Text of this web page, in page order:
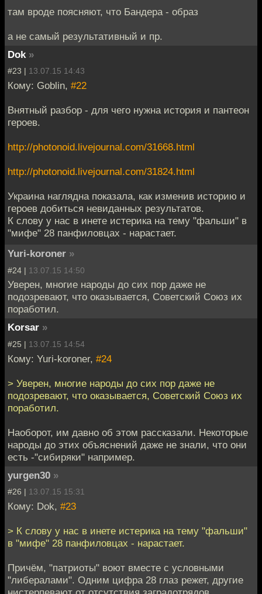
там вроде поясняют, что Бандера - образ
а не самый результативный и пр.
Dok »
#23 | 13.07.15 14:43
Кому: Goblin, #22
Внятный разбор - для чего нужна история и пантеон
героев.
http://photonoid.livejournal.com/31668.html
http://photonoid.livejournal.com/31824.html
Украина наглядна показала, как изменив историю и
героев добиться невиданных результатов.
К слову у нас в инете истерика на тему "фальши" в
"мифе" 28 панфиловцах - нарастает.
Yuri-koroner »
#24 | 13.07.15 14:50
Уверен, многие народы до сих пор даже не
подозревают, что оказывается, Советский Союз их
поработил.
Korsar »
#25 | 13.07.15 14:54
Кому: Yuri-koroner, #24
> Уверен, многие народы до сих пор даже не
подозревают, что оказывается, Советский Союз их
поработил.
Наоборот, им давно об этом рассказали. Некоторые
народы до этих объяснений даже не знали, что они
есть -"сибиряки" например.
yurgen30 »
#26 | 13.07.15 15:31
Кому: Dok, #23
> К слову у нас в инете истерика на тему "фальши"
в "мифе" 28 панфиловцах - нарастает.
Причём, "патриоты" воют вместе с условными
"либералами". Одним цифра 28 глаз режет, другие